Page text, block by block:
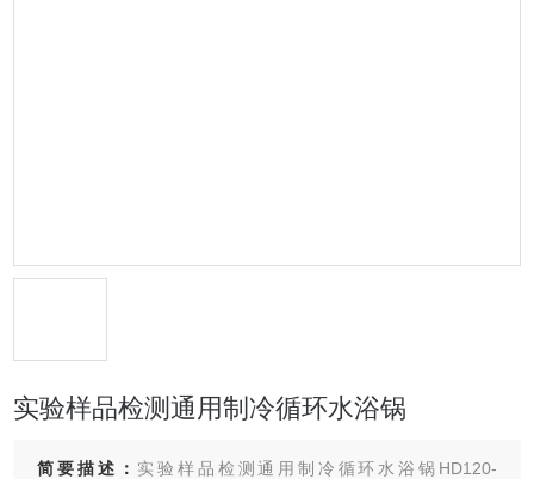
实验样品检测通用制冷循环水浴锅
简要描述： 实验样品检测通用制冷循环水浴锅HD120-